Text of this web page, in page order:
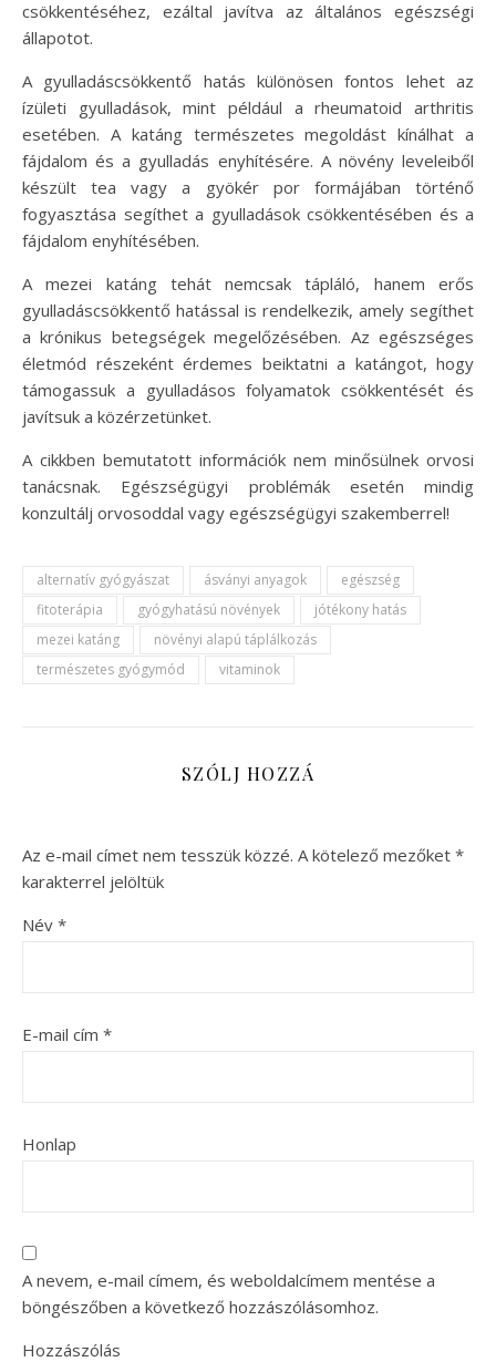
csökkentéséhez, ezáltal javítva az általános egészségi
állapotot.
A gyulladáscsökkentő hatás különösen fontos lehet az
ízületi gyulladások, mint például a rheumatoid arthritis
esetében. A katáng természetes megoldást kínálhat a
fájdalom és a gyulladás enyhítésére. A növény leveleiből
készült tea vagy a gyökér por formájában történő
fogyasztása segíthet a gyulladások csökkentésében és a
fájdalom enyhítésében.
A mezei katáng tehát nemcsak tápláló, hanem erős
gyulladáscsökkentő hatással is rendelkezik, amely segíthet
a krónikus betegségek megelőzésében. Az egészséges
életmód részeként érdemes beiktatni a katángot, hogy
támogassuk a gyulladásos folyamatok csökkentését és
javítsuk a közérzetünket.
A cikkben bemutatott információk nem minősülnek orvosi
tanácsnak. Egészségügyi problémák esetén mindig
konzultálj orvosoddal vagy egészségügyi szakemberrel!
alternatív gyógyászat ásványi anyagok
egészség
fitoterápia
gyógyhatású növények
jótékony hatás
mezei katáng
növényi alapú táplálkozás
természetes gyógymód
vitaminok
SZÓLJ HOZZÁ
Az e-mail címet nem tesszük közzé. A kötelező mezőket *
karakterrel jelöltük
Név *
E-mail cím *
Honlap
A nevem, e-mail címem, és weboldalcímem mentése a
böngészőben a következő hozzászólásomhoz.
Hozzászólás